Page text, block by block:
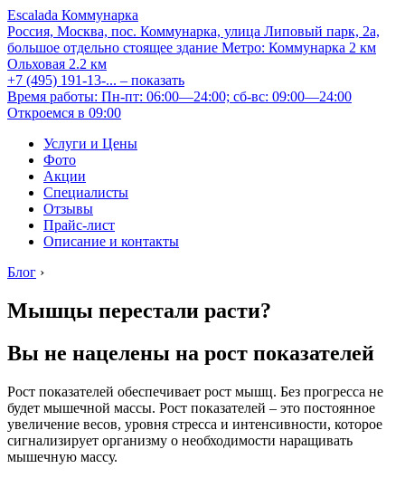
Escalada Коммунарка
Россия, Москва, пос. Коммунарка, улица Липовый парк, 2а,
большое отдельно стоящее здание Метро: Коммунарка 2 км
Ольховая 2.2 км
+7 (495) 191-13-... – показать
Время работы: Пн-пт: 06:00—24:00; сб-вс: 09:00—24:00
Откроемся в 09:00
Услуги и Цены
Фото
Акции
Специалисты
Отзывы
Прайс-лист
Описание и контакты
Блог ›
Мышцы перестали расти?
Вы не нацелены на рост показателей
Рост показателей обеспечивает рост мышц. Без прогресса не
будет мышечной массы. Рост показателей – это постоянное
увеличение весов, уровня стресса и интенсивности, которое
сигнализирует организму о необходимости наращивать
мышечную массу.